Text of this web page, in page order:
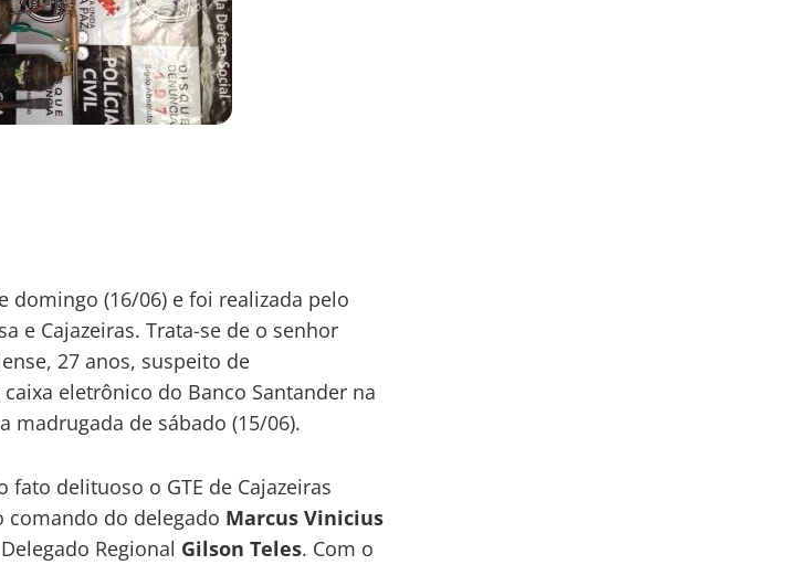
domingo (16/06) e foi realizada pelo
e Cajazeiras. Trata-se de o senhor
27 anos, suspeito de
eletrônico do Banco Santander na
madrugada de sábado (15/06).
delituoso o GTE de Cajazeiras
comando do delegado Marcus Vinicius
Regional Gilson Teles. Com o